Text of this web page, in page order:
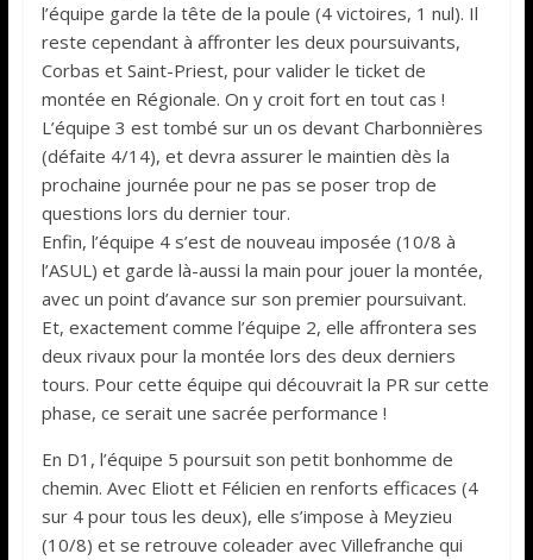
l’équipe garde la tête de la poule (4 victoires, 1 nul). Il
reste cependant à affronter les deux poursuivants,
Corbas et Saint-Priest, pour valider le ticket de
montée en Régionale. On y croit fort en tout cas !
L’équipe 3 est tombé sur un os devant Charbonnières
(défaite 4/14), et devra assurer le maintien dès la
prochaine journée pour ne pas se poser trop de
questions lors du dernier tour.
Enfin, l’équipe 4 s’est de nouveau imposée (10/8 à
l’ASUL) et garde là-aussi la main pour jouer la montée,
avec un point d’avance sur son premier poursuivant.
Et, exactement comme l’équipe 2, elle affrontera ses
deux rivaux pour la montée lors des deux derniers
tours. Pour cette équipe qui découvrait la PR sur cette
phase, ce serait une sacrée performance !
En D1, l’équipe 5 poursuit son petit bonhomme de
chemin. Avec Eliott et Félicien en renforts efficaces (4
sur 4 pour tous les deux), elle s’impose à Meyzieu
(10/8) et se retrouve coleader avec Villefranche qui